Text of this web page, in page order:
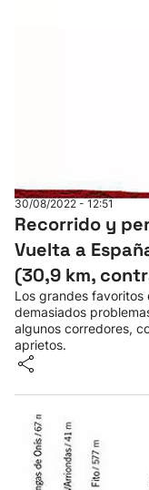
30/08/2022 - 12:51
Recorrido y
Vuelta a
(30,9 km,
Los grandes favoritos
demasiados
algunos corredores,
aprietos.